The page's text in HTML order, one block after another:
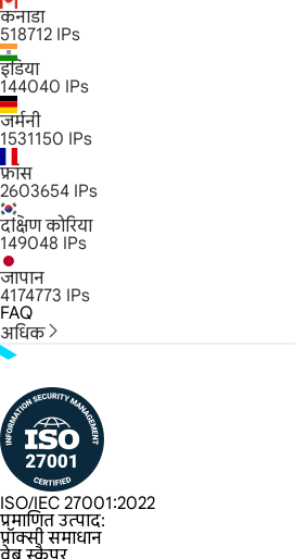
कनाडा
518712 IPs
इंडिया
144040 IPs
जर्मनी
1531150 IPs
फ्रांस
2603654 IPs
दक्षिण कोरिया
149048 IPs
जापान
4174773 IPs
FAQ
अधिक
ISO/IEC 27001:2022
प्रमाणित उत्पाद:
प्रॉक्सी समाधान